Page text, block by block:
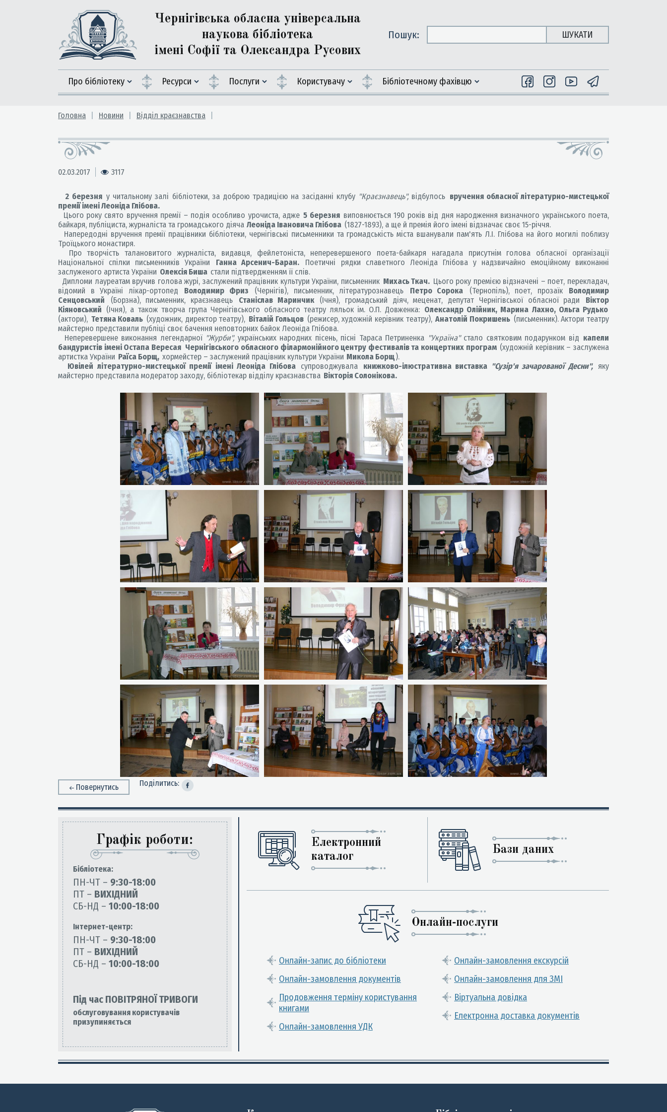
Чернігівська обласна універсальна
наукова бібліотека
імені Софії та Олександра Русових
Пошук: ШУКАТИ
Про бібліотеку Ресурси Послуги Користувачу Бiблiотечному фахiвцю
Головна Новини Відділ краєзнавства
02.03.2017 3117
2 березня у читальному залі бібліотеки, за доброю традицією на засіданні клубу "Краєзнавець",відбулось вручення обласної літературно-мистецької
премії імені Леоніда Глібова.
Цього року свято вручення премії – подія особливо урочиста, адже 5 березня виповнюється 190 років від дня народження визначного українського поета,
байкаря, публіциста, журналіста та громадського діяча Леоніда Івановича Глібова (1827-1893), а ще й премія його імені відзначає своє 15-річчя.
Напередодні вручення премії працівники бібліотеки, чернігівські письменники та громадськість міста вшанували пам'ять Л.І. Глібова на його могилі поблизу
Троїцького монастиря.
Про творчість талановитого журналіста, видавця, фейлетоніста, неперевершеного поета-байкаря нагадала присутнім голова обласної організації
Національної спілки письменників України
Ганна Арсенич-Баран.
Поетичні рядки славетного Леоніда Глібова у надзвичайно емоційному виконанні
заслуженого артиста України Олексія Биша стали підтвердженням її слів.
Дипломи лауреатам вручив голова журі, заслужений працівник культури України, письменник Михась Ткач. Цього року премією відзначені – поет, перекладач,
відомий в Україні лікар-ортопед
Володимир Фриз (Чернігів), письменник, літературознавець Петро Сорока (Тернопіль), поет, прозаїк
Володимир
Сенцовський
(Борзна), письменник, краєзнавець Станіслав Маринчик (Ічня), громадський діяч, меценат, депутат Чернігівської обласної ради
Віктор
Кіяновський (Ічня), а також творча група Чернігівського обласного театру ляльок ім. О.П. Довженка: Олександр Олійник, Марина Лахно, Ольга Рудько
(актори), Тетяна Коваль (художник, директор театру), Віталій Гольцов (режисер, художній керівник театру), Анатолій Покришень (письменник). Актори театру
майстерно представили публіці своє бачення неповторних байок Леоніда Глібова.
Неперевершене виконання легендарної "Журби",українських народних пісень, пісні Тараса Петриненка "Україна"стало святковим подарунком від капели
бандуристів імені Остапа Вересая Чернігівського обласного філармонійного центру фестивалів та концертних програм (художній керівник – заслужена
артистка України Раїса Борщ, хормейстер – заслужений працівник культури України Микола Борщ).
Ювілей літературно-мистецької премії імені Леоніда Глібова
супроводжувала книжково-ілюстративна виставка "Сузір'я зачарованої Десни", яку
майстерно представила модератор заходу, бібліотекар відділу краєзнавства Вікторія Солонікова.
Повернутись Поділитись:
Графік роботи:
Бiблiотека:
ПН-ЧТ – 9:30-18:00
ПТ – ВИХІДНИЙ
СБ-НД – 10:00-18:00
Інтернет-центр:
ПН-ЧТ – 9:30-18:00
ПТ – ВИХІДНИЙ
СБ-НД – 10:00-18:00
Під час ПОВІТРЯНОЇ ТРИВОГИ
обслуговування користувачів
призупиняється
Електронний
каталог
Бази даних
Онлайн-послуги
Онлайн-запис до бібліотеки
Онлайн-замовлення документів
Продовження терміну користування
книгами
Онлайн-замовлення УДК
Онлайн-замовлення екскурсій
Онлайн-замовлення для ЗМІ
Віртуальна довідка
Електронна доставка документів